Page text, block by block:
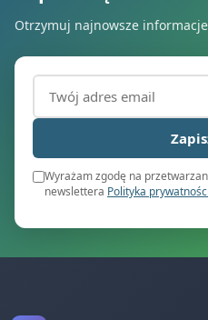
Otrzymuj najnowsze
Adres email (wymagany)
Wyrażam zgodę na
newslettera Polityka prywatności